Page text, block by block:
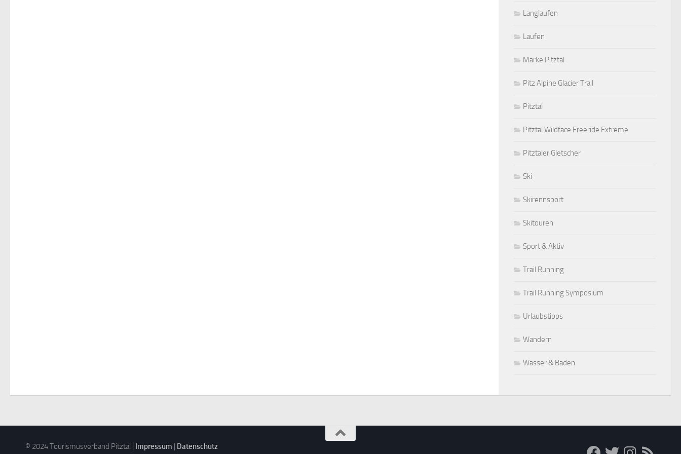
Langlaufen
Laufen
Marke Pitztal
Pitz Alpine Glacier Trail
Pitztal
Pitztal Wildface Freeride Extreme
Pitztaler Gletscher
Ski
Skirennsport
Skitouren
Sport & Aktiv
Trail Running
Trail Running Symposium
Urlaubstipps
Wandern
Wasser & Baden
© 2024 Tourismusverband Pitztal | Impressum | Datenschutz